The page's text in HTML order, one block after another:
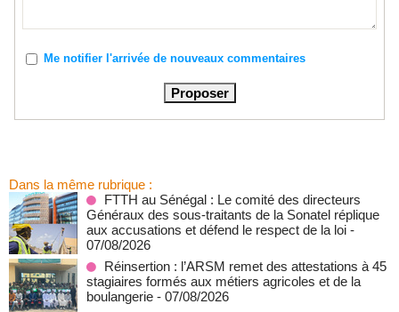
Me notifier l'arrivée de nouveaux commentaires
Dans la même rubrique :
FTTH au Sénégal : Le comité des directeurs
Généraux des sous-traitants de la Sonatel réplique
aux accusations et défend le respect de la loi -
07/08/2026
Réinsertion : l’ARSM remet des attestations à 45
stagiaires formés aux métiers agricoles et de la
boulangerie - 07/08/2026